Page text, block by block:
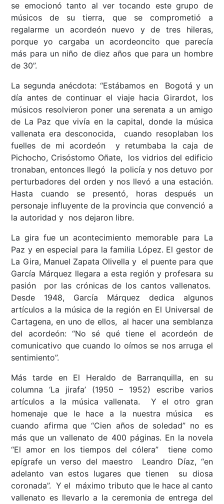
se emocionó tanto al ver tocando este grupo de
músicos de su tierra, que se comprometió a
regalarme un acordeón nuevo y de tres hileras,
porque yo cargaba un acordeoncito que parecía
más para un niño de diez años que para un hombre
de 30”.
La segunda anécdota: “Estábamos en Bogotá y un
día antes de continuar el viaje hacia Girardot, los
músicos resolvieron poner una serenata a un amigo
de La Paz que vivía en la capital, donde la música
vallenata era desconocida, cuando resoplaban los
fuelles de mi acordeón y retumbaba la caja de
Pichocho, Crisóstomo Oñate, los vidrios del edificio
tronaban, entonces llegó la policía y nos detuvo por
perturbadores del orden y nos llevó a una estación.
Hasta cuando se presentó, horas después un
personaje influyente de la provincia que convenció a
la autoridad y nos dejaron libre.
La gira fue un acontecimiento memorable para La
Paz y en especial para la familia López. El gestor de
La Gira, Manuel Zapata Olivella y el puente para que
García Márquez llegara a esta región y profesara su
pasión por las crónicas de los cantos vallenatos.
Desde 1948, García Márquez dedica algunos
artículos a la música de la región en El Universal de
Cartagena, en uno de ellos, al hacer una semblanza
del acordeón: “No sé qué tiene el acordeón de
comunicativo que cuando lo oímos se nos arruga el
sentimiento”.
Más tarde en El Heraldo de Barranquilla, en su
columna ‘La jirafa’ (1950 – 1952) escribe varios
artículos a la música vallenata. Y el otro gran
homenaje que le hace a la nuestra música es
cuando afirma que “Cien años de soledad” no es
más que un vallenato de 400 páginas. En la novela
“El amor en los tiempos del cólera” tiene como
epígrafe un verso del maestro Leandro Díaz, “en
adelanto van estos lugares que tienen su diosa
coronada”. Y el máximo tributo que le hace al canto
vallenato es llevarlo a la ceremonia de entrega del